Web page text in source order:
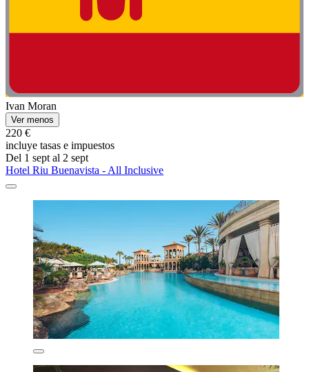
Ivan Moran
Ver menos
220 €
incluye tasas e impuestos
Del 1 sept al 2 sept
Hotel Riu Buenavista - All Inclusive